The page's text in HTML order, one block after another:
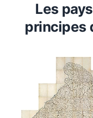
Les
principes